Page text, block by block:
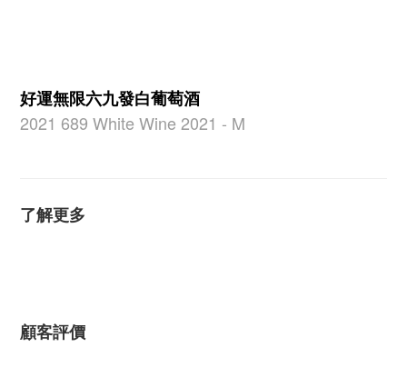
好運無限六九發白葡萄酒
2021 689 White Wine 2021 - M
了解更多
顧客評價